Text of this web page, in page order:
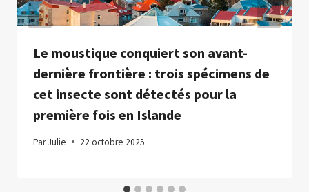
Le moustique conquiert son avant-
dernière frontière : trois spécimens de
cet insecte sont détectés pour la
première fois en Islande
ParJulie 22 octobre 2025